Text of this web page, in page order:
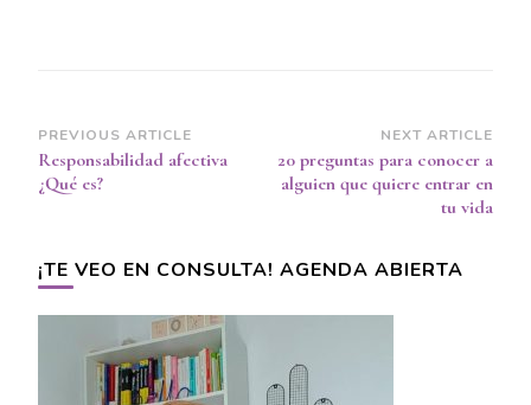
Post
Navigation
PREVIOUS ARTICLE
Responsabilidad afectiva
¿Qué es?
NEXT ARTICLE
20 preguntas para conocer a
alguien que quiere entrar en
tu vida
¡TE VEO EN CONSULTA! AGENDA ABIERTA